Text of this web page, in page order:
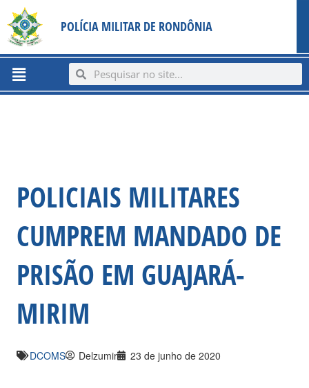
content
para
conteúdo
POLÍCIA MILITAR DE RONDÔNIA
Menu SearchSearch
POLICIAIS MILITARES
CUMPREM MANDADO DE
PRISÃO EM GUAJARÁ-
MIRIM
DCOMS Delzumir 23 de junho de 2020